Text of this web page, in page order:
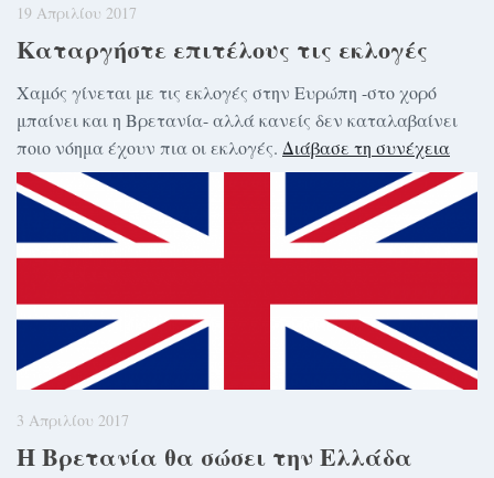
19 Απριλίου 2017
Καταργήστε επιτέλους τις εκλογές
Χαμός γίνεται με τις εκλογές στην Ευρώπη -στο χορό
μπαίνει και η Βρετανία- αλλά κανείς δεν καταλαβαίνει
ποιο νόημα έχουν πια οι εκλογές. Διάβασε τη συνέχεια
3 Απριλίου 2017
Η Βρετανία θα σώσει την Ελλάδα